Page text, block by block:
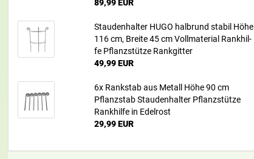
89,99 EUR
Stau­den­hal­ter HUGO halb­rund sta­bil Höhe
116 cm, Brei­te 45 cm Voll­ma­te­ri­al Rank­hil­
fe Pflanz­stüt­ze Rank­git­ter
49,99 EUR
6x Rank­stab aus Me­tall Höhe 90 cm
Pflanz­stab Stau­den­hal­ter Pflanz­stüt­ze
Rank­hil­fe in Edel­rost
29,99 EUR